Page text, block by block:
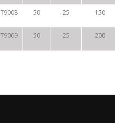
T9008 50 25 150
T9009 50 25 200